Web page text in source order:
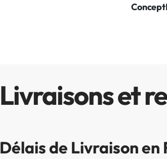
Concept
Livraisons et
Délais de Livraison